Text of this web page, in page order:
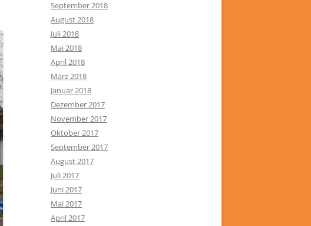
September 2018
August 2018
Juli 2018
Mai 2018
April 2018
März 2018
Januar 2018
Dezember 2017
November 2017
Oktober 2017
September 2017
August 2017
Juli 2017
Juni 2017
Mai 2017
April 2017